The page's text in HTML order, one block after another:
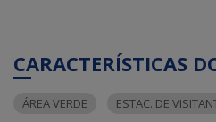
CARACTERÍSTICAS
ÁREA VERDE ESTAC. DE